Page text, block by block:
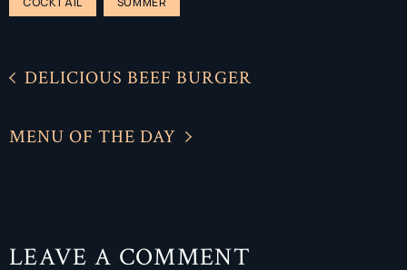
DELICIOUS BEEF BURGER
MENU OF THE DAY
LEAVE A COMMENT